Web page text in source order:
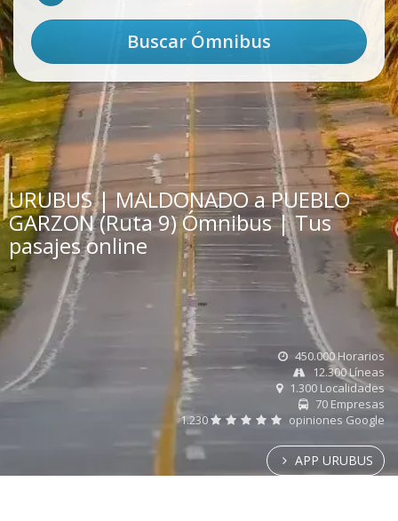
URUBUS | MALDONADO a PUEBLO
GARZON (Ruta 9) Ómnibus | Tus
pasajes online
450.000 Horarios
12.300 Líneas
1.300 Localidades
70 Empresas
1.230
opiniones Google
APP URUBUS